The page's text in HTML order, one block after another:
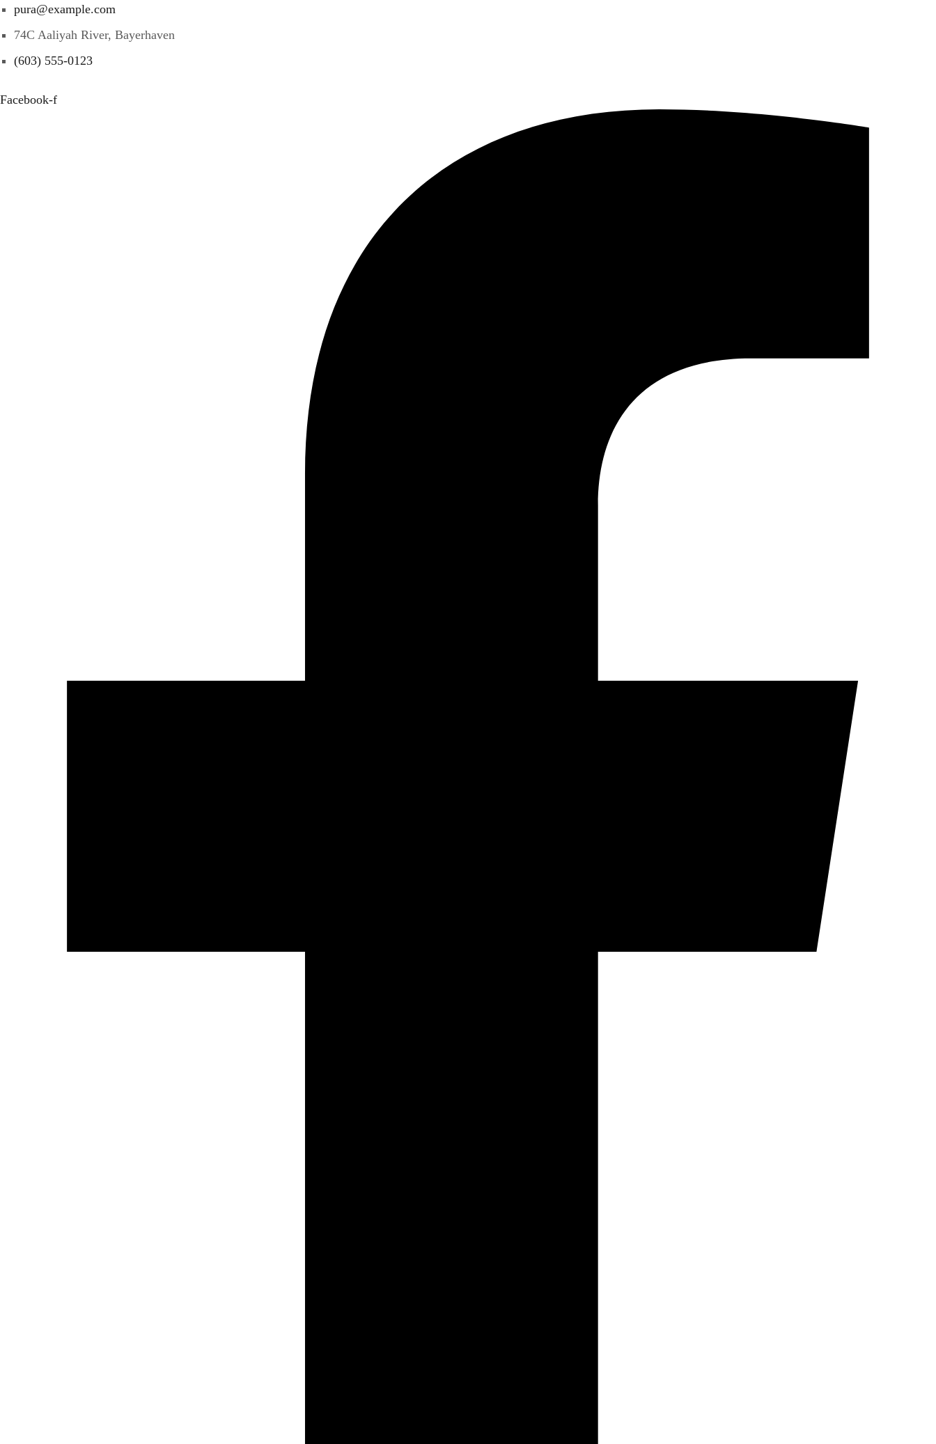
pura@example.com
74C Aaliyah River, Bayerhaven
(603) 555-0123
Facebook-f